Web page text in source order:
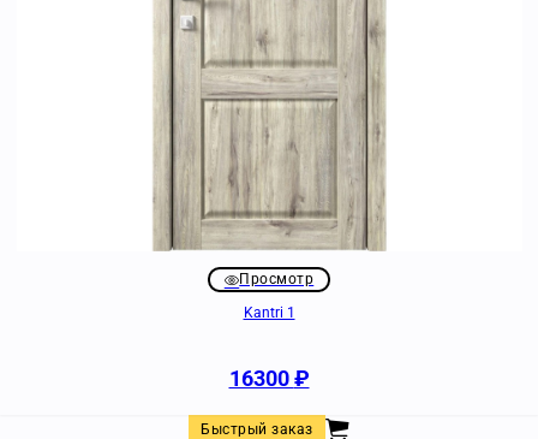
Просмотр
Kantri 1
16300₽
Быстрый заказ